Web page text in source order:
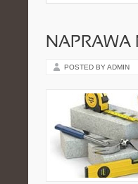
NAPRAWA
POSTED BY ADMIN